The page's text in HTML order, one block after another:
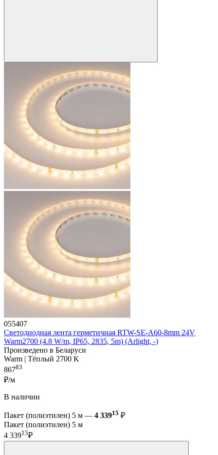
055407
Светодиодная лента герметичная RTW-SE-A60-8mm 24V
Warm2700 (4.8 W/m, IP65, 2835, 5m) (Arlight, -)
Произведено в Беларуси
Warm | Тёплый 2700 K
86783
₽/м
В наличии
Пакет (полиэтилен) 5 м — 4 33915 ₽
Пакет (полиэтилен) 5 м
4 33915₽